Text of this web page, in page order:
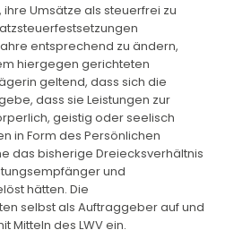
Umsätze als steuerfrei zu
entsprechend zu ändern,
hiergegen gerichteten
geltend, dass sich die
dass sie Leistungen zur
geistig oder seelisch
in Form des Persönlichen
das bisherige Dreiecksverhältnis
und
hätten. Die
selbst als Auftraggeber auf und
Mitteln des LWV ein.